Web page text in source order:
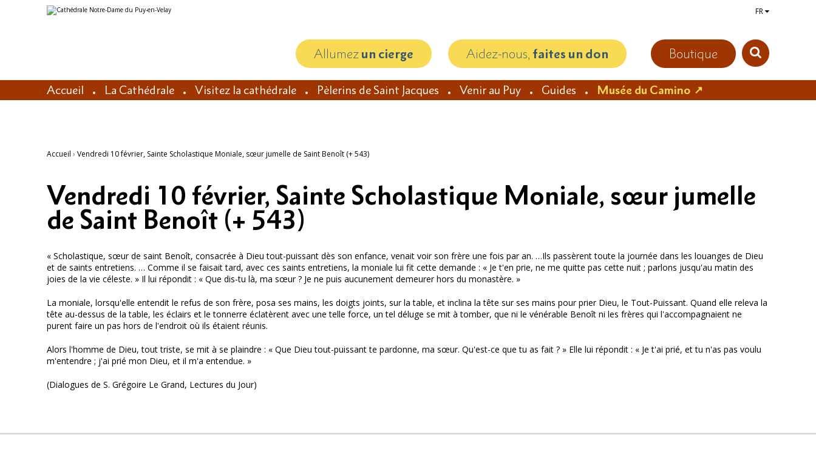
Aller
au
Outils
personnels
FR
Boutique
Allumezun cierge Aidez-nous, faites un don
Accueil La Cathédrale Visitez la cathédrale Pèlerins de Saint Jacques Venir au Puy Guides Musée du Camino
Accueil › Vendredi 10 février, Sainte Scholastique Moniale, sœur jumelle de Saint Benoît (+ 543)
Vendredi 10 février, Sainte Scholastique Moniale, sœur jumelle
de Saint Benoît (+ 543)
« Scholastique, sœur de saint Benoît, consacrée à Dieu tout-puissant dès son enfance, venait voir son frère une fois par an. …Ils passèrent toute la journée dans les louanges de Dieu
et de saints entretiens. … Comme il se faisait tard, avec ces saints entretiens, la moniale lui fit cette demande : « Je t'en prie, ne me quitte pas cette nuit ; parlons jusqu'au matin des
joies de la vie céleste. » Il lui répondit : « Que dis-tu là, ma sœur ? Je ne puis aucunement demeurer hors du monastère. »
La moniale, lorsqu'elle entendit le refus de son frère, posa ses mains, les doigts joints, sur la table, et inclina la tête sur ses mains pour prier Dieu, le Tout-Puissant. Quand elle releva la
tête au-dessus de la table, les éclairs et le tonnerre éclatèrent avec une telle force, un tel déluge se mit à tomber, que ni le vénérable Benoît ni les frères qui l'accompagnaient ne
purent faire un pas hors de l'endroit où ils étaient réunis.
Alors l'homme de Dieu, tout triste, se mit à se plaindre : « Que Dieu tout-puissant te pardonne, ma sœur. Qu'est-ce que tu as fait ? » Elle lui répondit : « Je t'ai prié, et tu n'as pas voulu
m'entendre ; j'ai prié mon Dieu, et il m'a entendue. »
(Dialogues de S. Grégoire Le Grand, Lectures du Jour)